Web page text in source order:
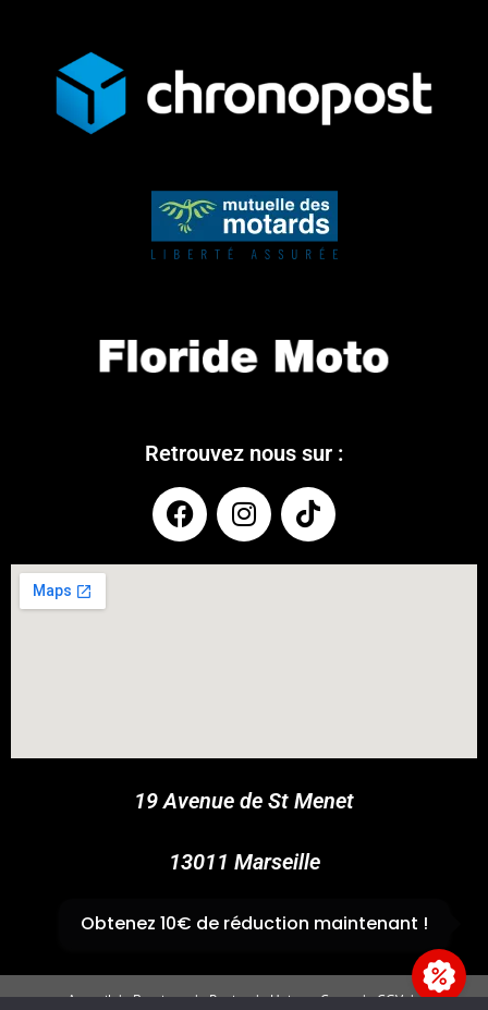
Retrouvez nous sur :
19 Avenue de St Menet
13011 Marseille
✆04 91 44 45 46
Accueil Boutique Panier Univers Cross CGV
Obtenez 10€ de réduction maintenant !